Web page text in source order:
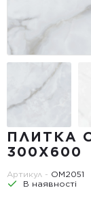
ПЛИТКА
300Х600
Артикул - OM2051
В наявності